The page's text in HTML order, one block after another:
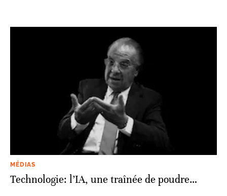
MÉDIAS
Technologie: l’IA, une traînée de poudre…